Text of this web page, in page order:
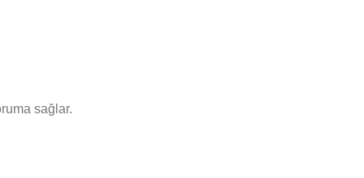
sağlar.